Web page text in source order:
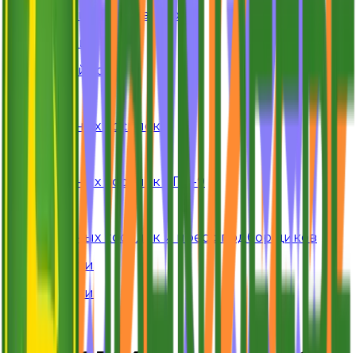
Для комбайнов и тракторов
Гомсельмаш
Для комбайнов
Для роторных косилок
Для роторных косилок КПР-9
Для роторных косилок и пресс-подборщиков
Все запчасти
Все запчасти
Профиль